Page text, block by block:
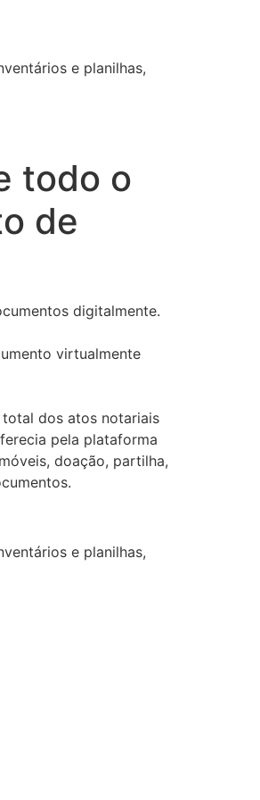
e planilhas,
todo o
de
digitalmente.
virtualmente
dos atos notariais
pela plataforma
doação, partilha,
e planilhas,